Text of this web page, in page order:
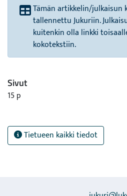
Tämän artikkelin/julkaisun
tallennettu Jukuriin.
kuitenkin olla linkki
kokotekstiin.
Sivut
15 p
Tietueen kaikki tiedot